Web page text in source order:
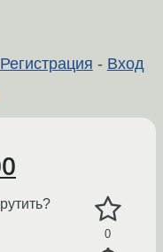
Регистрация - Вход
0